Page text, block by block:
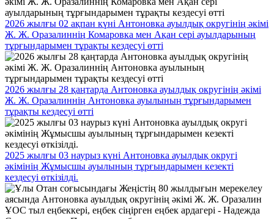
2026 жылғы 02 ақпан күні Антоновка ауылдық округінің әкімі
Ж. Ж. Оразалиннің Комаровка мен Ақан сері ауылдарының
тұрғындарымен тұрақты кездесуі өтті
2026 жылғы 28 қаңтарда Антоновка ауылдық округінің әкімі
Ж. Ж. Оразалиннің Антоновка ауылының тұрғындарымен
тұрақты кездесуі өтті
2025 жылғы 03 наурыз күні Антоновка ауылдық округі
әкімінің Жұмысшы ауылының тұрғындарымен кезекті
кездесуі өткізілді.